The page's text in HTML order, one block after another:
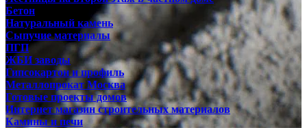
Бетон
Натуральный камень
Сыпучие материалы
ПГП
ЖБИ заводы
Гипсокартон и профиль
Металлопрокат Москва
Готовые проекты домов
Интернет магазин строительных материалов
Камины и печи